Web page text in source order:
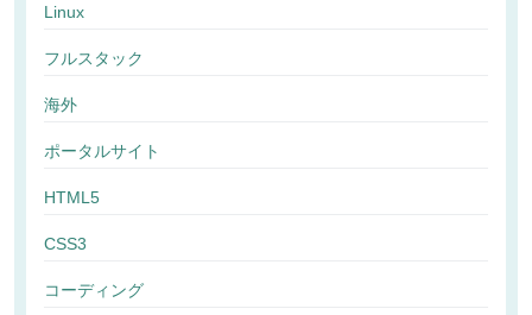
Linux
フルスタック
海外
ポータルサイト
HTML5
CSS3
コーディング